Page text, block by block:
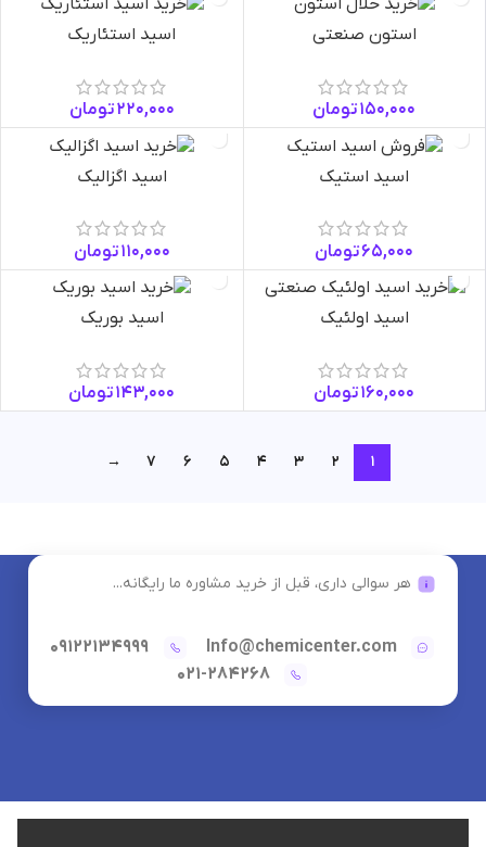
استون صنعتی
150,000تومان
اسید استئاریک
220,000تومان
اسید استیک
65,000تومان
اسید اگزالیک
110,000تومان
اسید اولئیک
160,000تومان
اسید بوریک
143,000تومان
1
2
3
4
5
6
7
→
هر سوالی داری، قبل از خرید مشاوره ما رایگانه...
Info@chemicenter.com
09122134999
021-284268